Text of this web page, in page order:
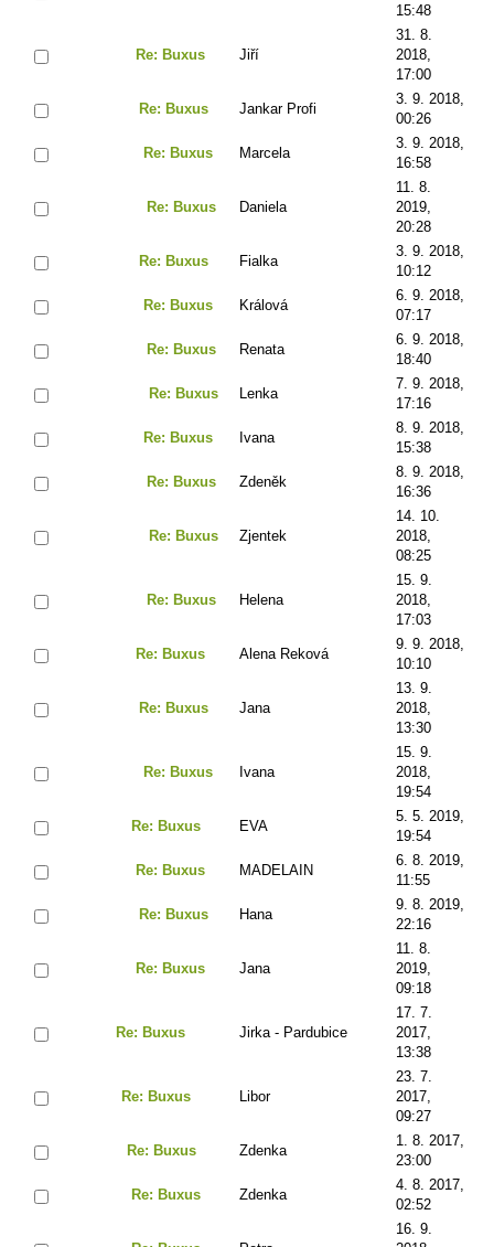
15:48
Re: Buxus Jiří
31. 8.
2018,
17:00
Re: Buxus Jankar Profi
3. 9. 2018,
00:26
Re: Buxus Marcela
3. 9. 2018,
16:58
Re: Buxus Daniela
11. 8.
2019,
20:28
Re: Buxus Fialka
3. 9. 2018,
10:12
Re: Buxus Králová
6. 9. 2018,
07:17
Re: Buxus Renata
6. 9. 2018,
18:40
Re: Buxus Lenka
7. 9. 2018,
17:16
Re: Buxus Ivana
8. 9. 2018,
15:38
Re: Buxus Zdeněk
8. 9. 2018,
16:36
Re: Buxus Zjentek
14. 10.
2018,
08:25
Re: Buxus Helena
15. 9.
2018,
17:03
Re: Buxus Alena Reková
9. 9. 2018,
10:10
Re: Buxus Jana
13. 9.
2018,
13:30
Re: Buxus Ivana
15. 9.
2018,
19:54
Re: Buxus EVA
5. 5. 2019,
19:54
Re: Buxus MADELAIN
6. 8. 2019,
11:55
Re: Buxus Hana
9. 8. 2019,
22:16
Re: Buxus Jana
11. 8.
2019,
09:18
Re: Buxus Jirka - Pardubice
17. 7.
2017,
13:38
Re: Buxus Libor
23. 7.
2017,
09:27
Re: Buxus Zdenka
1. 8. 2017,
23:00
Re: Buxus Zdenka
4. 8. 2017,
02:52
16. 9.